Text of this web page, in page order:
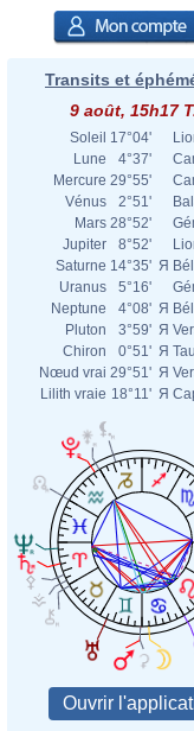
Transits et
9 août, 15h17
Soleil 17°04'
Lune
4°37'
Mercure 29°55'
Vénus
2°51'
Mars 28°52'
Jupiter
8°52'
Saturne 14°35' Я
Uranus
5°16'
Neptune
4°08' Я
Pluton
3°59' Я
Chiron
0°51' Я
Nœud vrai 29°51' Я
Lilith vraie 18°11' Я